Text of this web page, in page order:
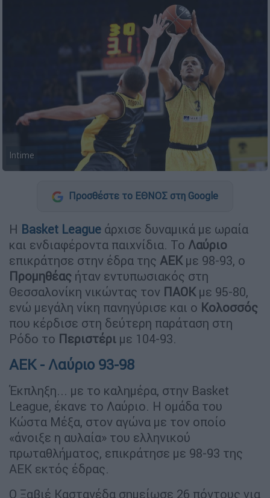
Intime
Προσθέστε το ΕΘΝΟΣ στη Google
Η Basket League άρχισε δυναμικά με ωραία
και ενδιαφέροντα παιχνίδια. Το Λαύριο
επικράτησε στην έδρα της ΑΕΚμε 98-93, ο
Προμηθέας ήταν εντυπωσιακός στη
Θεσσαλονίκη νικώντας τον ΠΑΟΚμε 95-80,
ενώ μεγάλη νίκη πανηγύρισε και ο Κολοσσός
που κέρδισε στη δεύτερη παράταση στη
Ρόδο το Περιστέρι με 104-93.
ΑΕΚ - Λαύριο 93-98
Έκπληξη... με το καλημέρα, στην Basket
League, έκανε το Λαύριο. Η ομάδα του
Κώστα Μέξα, στον αγώνα με τον οποίο
«άνοιξε η αυλαία» του ελληνικού
πρωταθλήματος, επικράτησε με 98-93 της
ΑΕΚ εκτός έδρας.
Ο Ξαβιέ Καστανέδα σημείωσε 26 πόντους για